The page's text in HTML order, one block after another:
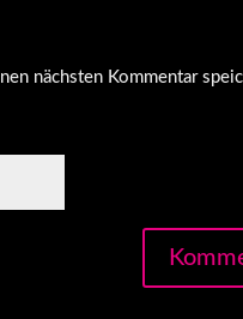
nächsten Kommentar